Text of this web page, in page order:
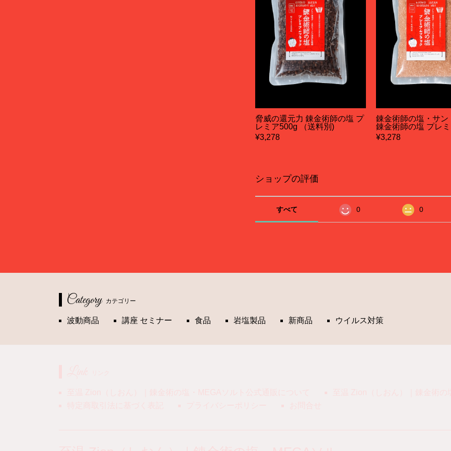
脅威の還元力 錬金術師の塩 プ
レミア500g （送料別)
¥3,278
錬金術師の塩・サン
錬金術師の塩 プレ
¥3,278
ショップの評価
すべて 0 0
Category カテゴリー
波動商品 講座 セミナー 食品 岩塩製品 新商品 ウイルス対策